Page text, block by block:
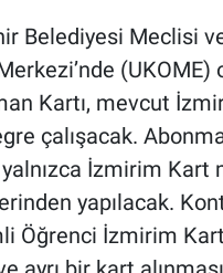
Belediyesi Meclisi
(UKOME)
Kartı, mevcut
çalışacak.
İzmirim Kart
yapılacak.
Öğrenci İzmirim